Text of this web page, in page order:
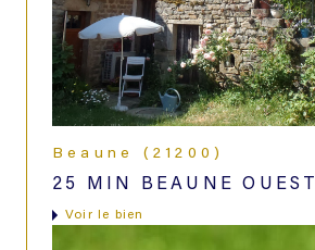
Beaune (21200)
25 MIN BEAUNE OUEST
voir le bien